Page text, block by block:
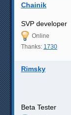
Chainik
SVP developer
Online
Thanks: 1730
Rimsky
Beta Tester